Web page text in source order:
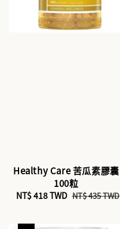
Healthy Care 苦瓜素膠囊
100粒
Sale
NT$ 418 TWD Regular
NT$ 435 TWD